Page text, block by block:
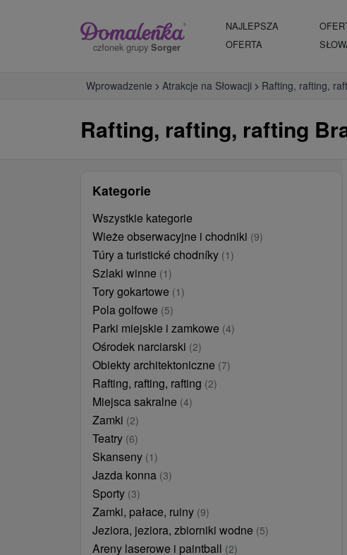
członek grupy Sorger
NAJLEPSZA
OFERTA
Wprowadzenie Atrakcje na Słowacji Rafting, rafting,
Rafting, rafting, rafting
Kategorie
Wszystkie kategorie
Wieże obserwacyjne i chodniki (9)
Túry a turistické chodníky (1)
Szlaki winne (1)
Tory gokartowe (1)
Pola golfowe (5)
Parki miejskie i zamkowe (4)
Ośrodek narciarski (2)
Obiekty architektoniczne (7)
Rafting, rafting, rafting (2)
Miejsca sakralne (4)
Zamki (2)
Teatry (6)
Skanseny (1)
Jazda konna (3)
Sporty (3)
Zamki, pałace, ruiny (9)
Jeziora, jeziora, zbiorniki wodne (5)
Areny laserowe i paintball (2)